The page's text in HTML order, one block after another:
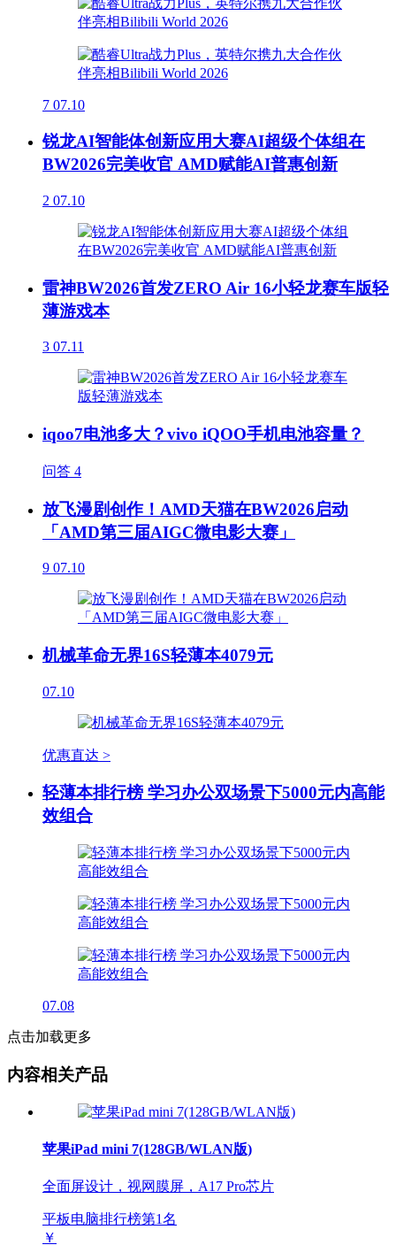
7 07.10
锐龙AI智能体创新应用大赛AI超级个体组在
BW2026完美收官 AMD赋能AI普惠创新
2 07.10
雷神BW2026首发ZERO Air 16小轻龙赛车版轻
薄游戏本
3 07.11
iqoo7电池多大？vivo iQOO手机电池容量？
问答 4
放飞漫剧创作！AMD天猫在BW2026启动
「AMD第三届AIGC微电影大赛」
9 07.10
机械革命无界16S轻薄本4079元
07.10
优惠直达 >
轻薄本排行榜 学习办公双场景下5000元内高能
效组合
07.08
点击加载更多
内容相关产品
苹果iPad mini 7(128GB/WLAN版)
全面屏设计，视网膜屏，A17 Pro芯片
平板电脑排行榜第1名
￥